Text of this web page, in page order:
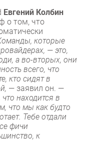
Евгений Колбин
о том, что
которые
— это,
а во-вторых, они
всего, что
кто сидят в
— заявил он. —
находится в
что мы как будто
Тебе отдали
фичи
к